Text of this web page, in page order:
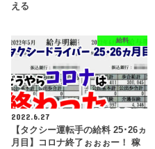
える
給料
2022.6.27
【タクシー運転手の給料 25･26ヵ
月目】コロナ終了ぉぉぉー！ 稼